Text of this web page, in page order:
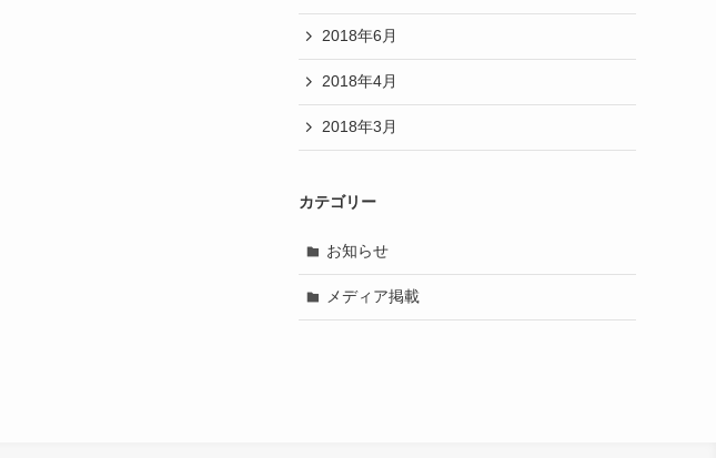
2018年6月
2018年4月
2018年3月
カテゴリー
お知らせ
メディア掲載